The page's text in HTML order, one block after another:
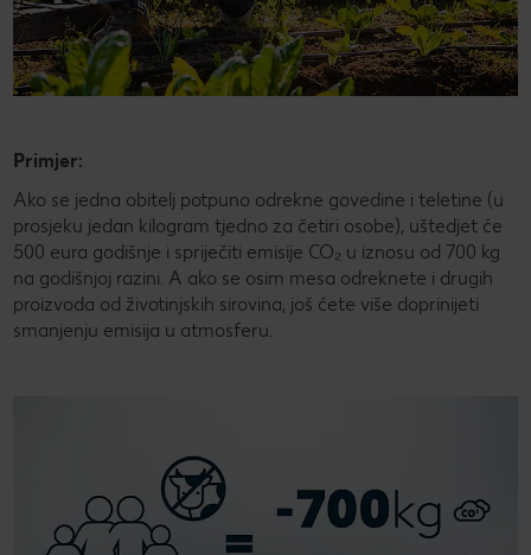
Primjer:
Ako se jedna obitelj potpuno odrekne govedine i teletine (u
prosjeku jedan kilogram tjedno za četiri osobe), uštedjet će
500 eura godišnje i spriječiti emisije CO₂ u iznosu od 700 kg
na godišnjoj razini. A ako se osim mesa odreknete i drugih
proizvoda od životinjskih sirovina, još ćete više doprinijeti
smanjenju emisija u atmosferu.